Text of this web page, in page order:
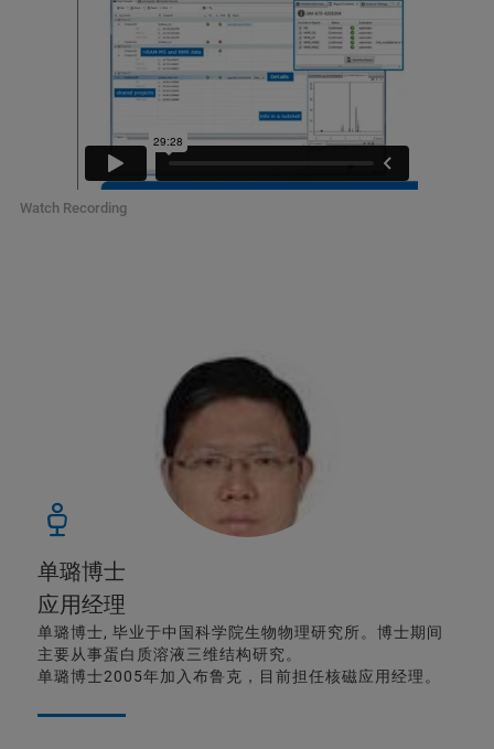
Watch Recording
单璐博士
应用经理
单璐博士, 毕业于中国科学院生物物理研究所。博士期间
主要从事蛋白质溶液三维结构研究。
单璐博士2005年加入布鲁克，目前担任核磁应用经理。